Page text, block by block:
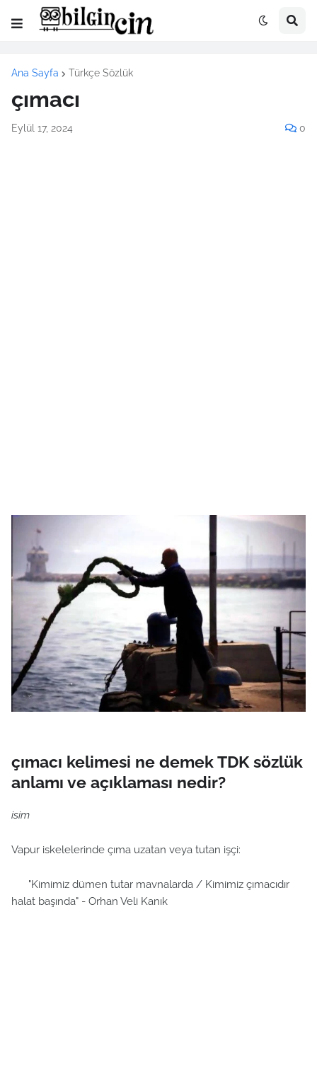
Ana Sayfa Türkçe Sözlük
çımacı
Eylül 17, 2024 0
çımacı kelimesi ne demek TDK sözlük
anlamı ve açıklaması nedir?
isim
Vapur iskelelerinde çıma uzatan veya tutan işçi:
"Kimimiz dümen tutar mavnalarda / Kimimiz çımacıdır
halat başında" - Orhan Veli Kanık